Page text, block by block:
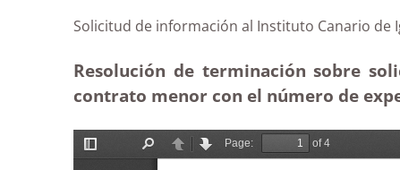
Solicitud de información al Instituto
Resolución de terminación sobre
contrato menor con el número de